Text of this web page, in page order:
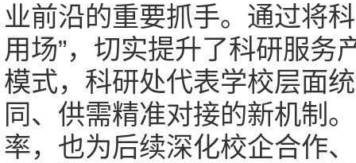
业前沿的重要抓手。通过将
用场”，切实提升了科研服务
模式，科研处代表学校层面
同、供需精准对接的新机制
率，也为后续深化校企合作